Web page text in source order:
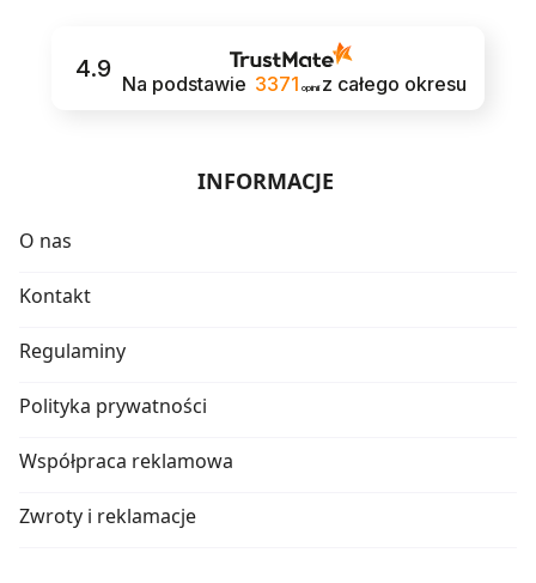
4.9
Na podstawie 3371 opinii z całego okresu
INFORMACJE
O nas
Kontakt
Regulaminy
Polityka prywatności
Współpraca reklamowa
Zwroty i reklamacje